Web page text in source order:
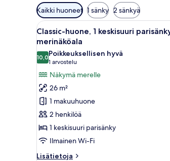
Huoneille
saatavilla
olevia
suodattimia
Kaikki huoneet 1 sänky 2 sänkyä
Avaa
kaikki
huonetyypin
Classic-
huone,
1
keskisuuri
parisänky,
terassi,
merinäköala
kuvat
8
Classic-huone, 1 keskisuuri
merinäköala
10,010,0 kautta 10
Poikkeuksellisen hyvä
1 arvostelu
(1
arvostelu)
Näkymä merelle
26 m²
1 makuuhuone
2 henkilöä
1 keskisuuri parisänky
Ilmainen Wi-Fi
Lisätietoja
Lisätietoja